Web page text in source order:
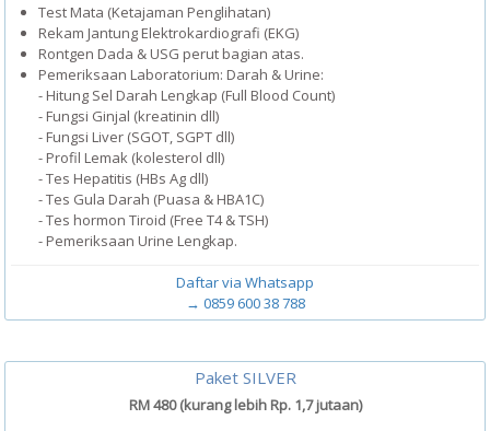
Test Mata (Ketajaman Penglihatan)
Rekam Jantung Elektrokardiografi (EKG)
Rontgen Dada & USG perut bagian atas.
Pemeriksaan Laboratorium: Darah & Urine:
- Hitung Sel Darah Lengkap (Full Blood Count)
- Fungsi Ginjal (kreatinin dll)
- Fungsi Liver (SGOT, SGPT dll)
- Profil Lemak (kolesterol dll)
- Tes Hepatitis (HBs Ag dll)
- Tes Gula Darah (Puasa & HBA1C)
- Tes hormon Tiroid (Free T4 & TSH)
- Pemeriksaan Urine Lengkap.
Daftar via Whatsapp
→ 0859 600 38 788
Paket SILVER
RM 480 (kurang lebih Rp. 1,7 jutaan)